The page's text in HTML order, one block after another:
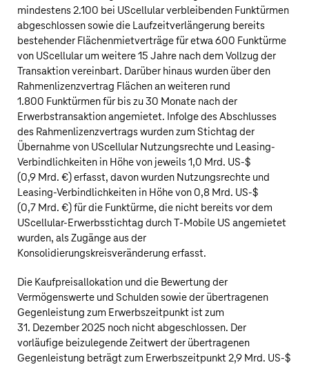
mindestens 2.100 bei UScellular verbleibenden Funktürmen
abgeschlossen sowie die Laufzeitverlängerung bereits
bestehender Flächenmietverträge für etwa 600 Funktürme
von UScellular um weitere 15 Jahre nach dem Vollzug der
Transaktion vereinbart. Darüber hinaus wurden über den
Rahmenlizenzvertrag Flächen an weiteren rund
1.800 Funktürmen für bis zu 30 Monate nach der
Erwerbstransaktion angemietet. Infolge des Abschlusses
des Rahmenlizenzvertrags wurden zum Stichtag der
Übernahme von UScellular Nutzungsrechte und Leasing-
Verbindlichkeiten in Höhe von jeweils1,0 Mrd. US‑$
(0,9 Mrd. €) erfasst, davon wurden Nutzungsrechte und
Leasing-Verbindlichkeiten in Höhe von 0,8 Mrd. US‑$
(0,7 Mrd. €) für die Funktürme, die nicht bereits vor dem
UScellular-Erwerbsstichtag durchT‑Mobile US angemietet
wurden, als Zugänge aus der
Konsolidierungskreisveränderung erfasst.
Die Kaufpreisallokation und die Bewertung der
Vermögenswerte und Schulden sowie der übertragenen
Gegenleistung zum Erwerbszeitpunkt ist zum
31. Dezember 2025 noch nicht abgeschlossen. Der
vorläufige beizulegende Zeitwert der übertragenen
Gegenleistung beträgt zum Erwerbszeitpunkt2,9 Mrd. US‑$